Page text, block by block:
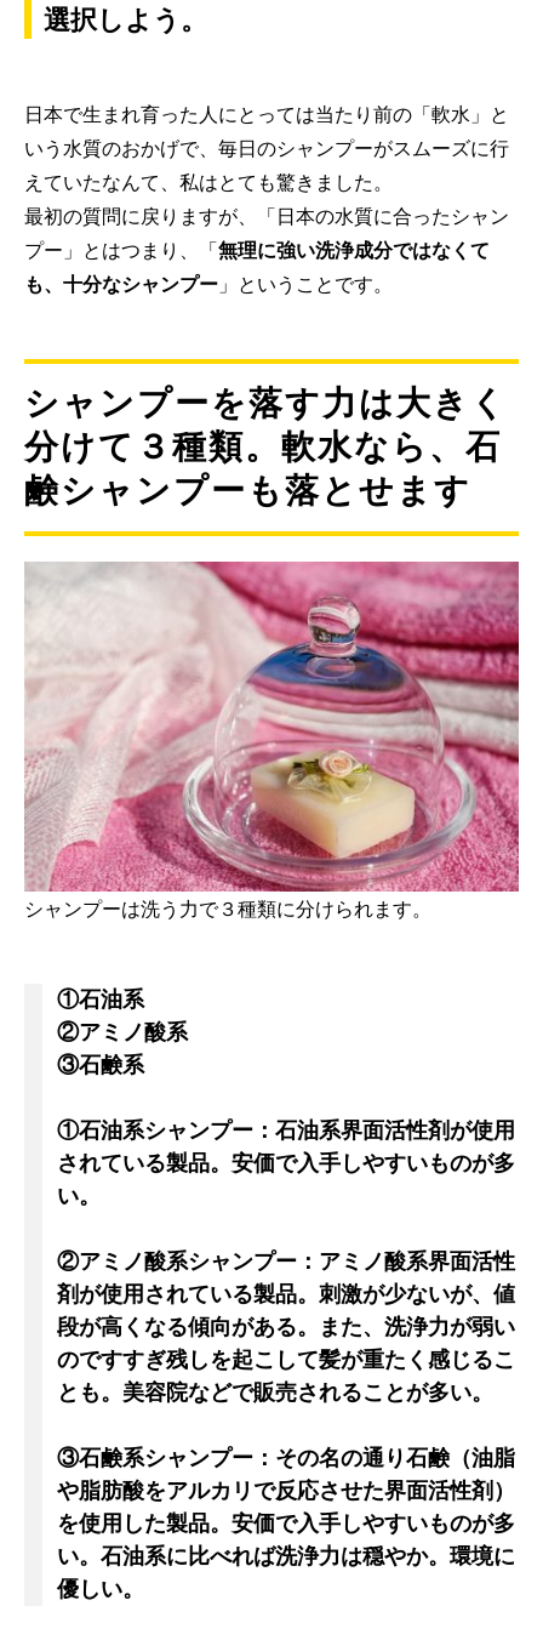
選択しよう。
日本で生まれ育った人にとっては当たり前の「軟水」と
いう水質のおかげで、毎日のシャンプーがスムーズに行
えていたなんて、私はとても驚きました。
最初の質問に戻りますが、「日本の水質に合ったシャン
プー」とはつまり、「無理に強い洗浄成分ではなくて
も、十分なシャンプー 」ということです。
シャンプーを落す力は大きく
分けて３種類。軟水なら、石
鹸シャンプーも落とせます
シャンプーは洗う力で３種類に分けられます。
①石油系
②アミノ酸系
③石鹸系
①石油系シャンプー：石油系界面活性剤が使用
されている製品。安価で入手しやすいものが多
い。
②アミノ酸系シャンプー：アミノ酸系界面活性
剤が使用されている製品。刺激が少ないが、値
段が高くなる傾向がある。また、洗浄力が弱い
のですすぎ残しを起こして髪が重たく感じるこ
とも。美容院などで販売されることが多い。
③石鹸系シャンプー：その名の通り石鹸（油脂
や脂肪酸をアルカリで反応させた界面活性剤）
を使用した製品。安価で入手しやすいものが多
い。石油系に比べれば洗浄力は穏やか。環境に
優しい。